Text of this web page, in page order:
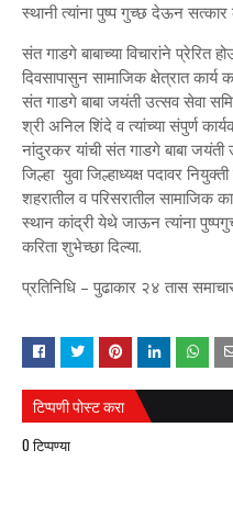
स्थानी त्यांना पुष्प गुच्छ देऊन
संत गाडगे बाबाच्या विचारांने
दिवसापासुन सामाजिक क्षेत्रात
संत गाडगे बाबा जयंती उत्सव सेवा
श्री अनिल शिंदे व त्यांच्या संपुर्ण
नांदुरकर यांची संत गाडगे बाबा जयंती
जिल्हा युवा जिल्हाध्यक्ष पदावर
शहरातील व परिसरातील सामाजिक
स्थान कांद्री येथे जाऊन त्यांना
करिता शुभेच्छा दिल्या.
प्रतिनिधि – पुढाकार २४ तास
टिप्पणी पोस्ट करा
0 टिप्पण्या